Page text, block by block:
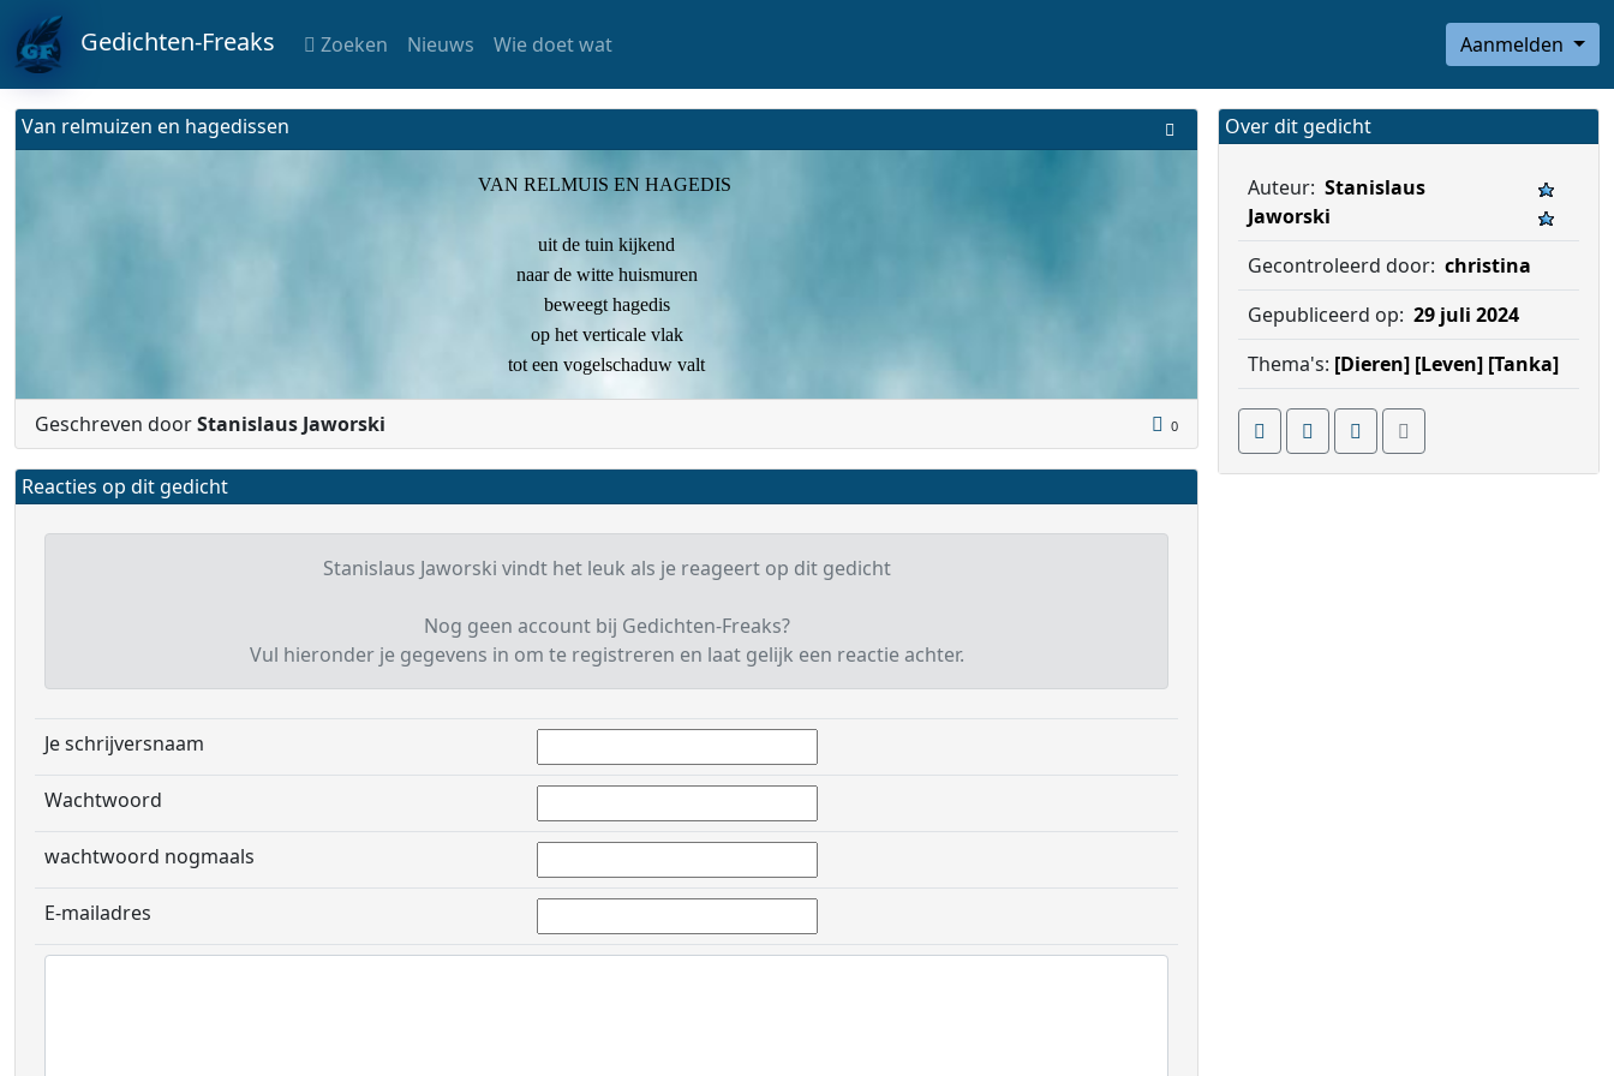
Gedichten-Freaks Zoeken Nieuws Wie doet wat Aanmelden
Van relmuizen en hagedissen
VAN RELMUIS EN HAGEDIS
uit de tuin kijkend
naar de witte huismuren
beweegt hagedis
op het verticale vlak
tot een vogelschaduw valt
Geschreven doorStanislaus Jaworski 0
Reacties op dit gedicht
Stanislaus Jaworski vindt het leuk als je reageert op dit gedicht
Nog geen account bij Gedichten-Freaks?
Vul hieronder je gegevens in om te registreren en laat gelijk een reactie achter.
Je schrijversnaam
Wachtwoord
wachtwoord nogmaals
E-mailadres
Over dit gedicht
Auteur: Stanislaus
Jaworski
Gecontroleerd door: christina
Gepubliceerd op: 29 juli 2024
Thema's: [Dieren] [Leven] [Tanka]